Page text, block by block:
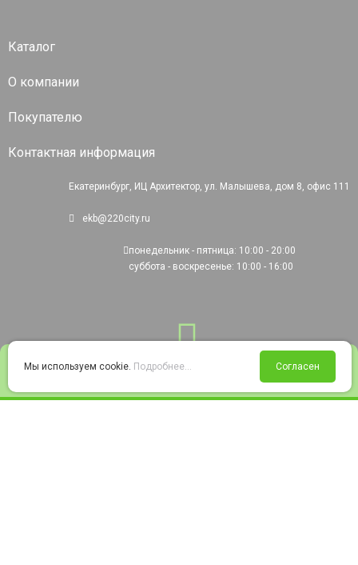
Войти Избранное Корзина
Каталог
О компании
Покупателю
Контактная информация
Екатеринбург, ИЦ Архитектор, ул. Малышева, дом 8, офис 111
ekb@220city.ru
понедельник - пятница: 10:00 - 20:00
суббота - воскресенье: 10:00 - 16:00
Мы используем cookie. Подробнее... Согласен